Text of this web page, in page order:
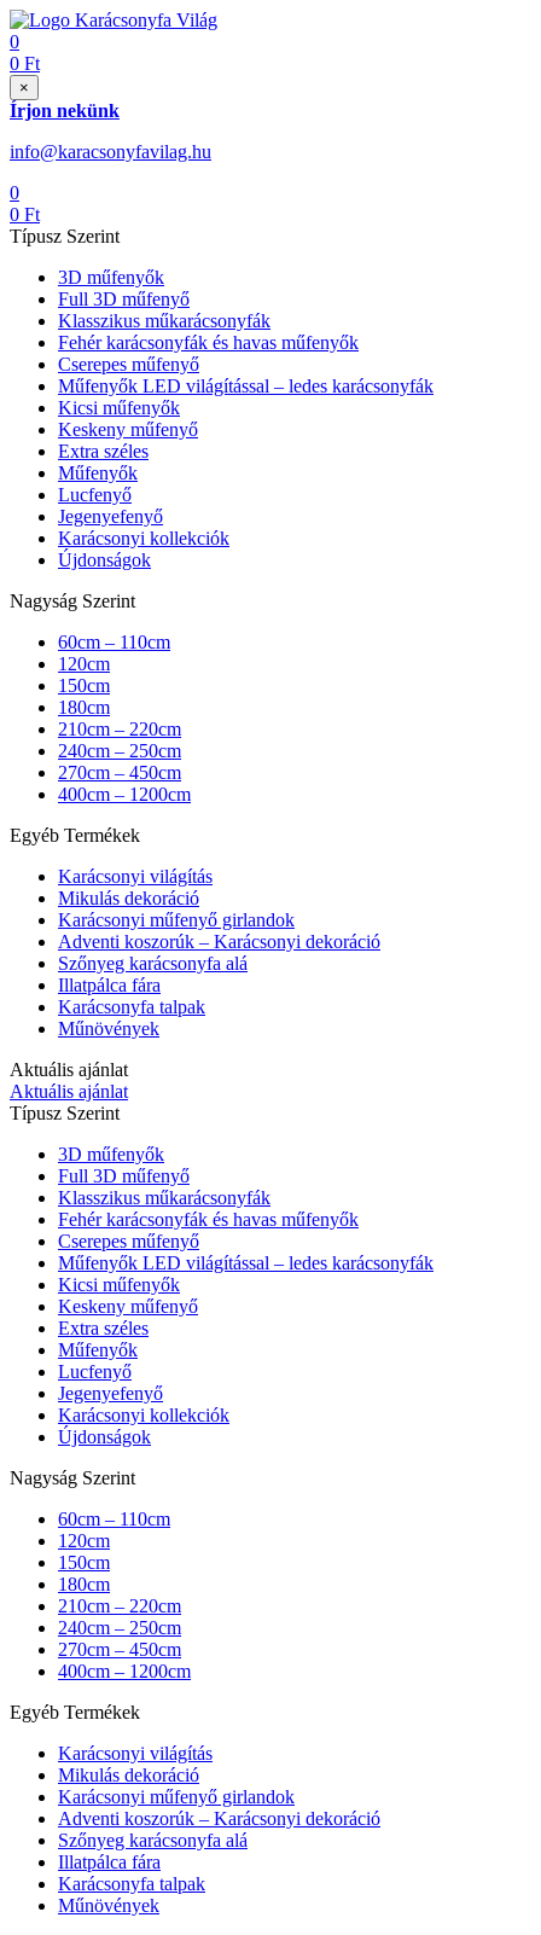
0
0 Ft
×
Írjon nekünk
info@karacsonyfavilag.hu
0
0 Ft
Típusz Szerint
3D műfenyők
Full 3D műfenyő
Klasszikus műkarácsonyfák
Fehér karácsonyfák és havas műfenyők
Cserepes műfenyő
Műfenyők LED világítással – ledes karácsonyfák
Kicsi műfenyők
Keskeny műfenyő
Extra széles
Műfenyők
Lucfenyő
Jegenyefenyő
Karácsonyi kollekciók
Újdonságok
Nagyság Szerint
60cm – 110cm
120cm
150cm
180cm
210cm – 220cm
240cm – 250cm
270cm – 450cm
400cm – 1200cm
Egyéb Termékek
Karácsonyi világítás
Mikulás dekoráció
Karácsonyi műfenyő girlandok
Adventi koszorúk – Karácsonyi dekoráció
Szőnyeg karácsonyfa alá
Illatpálca fára
Karácsonyfa talpak
Műnövények
Aktuális ajánlat
Aktuális ajánlat
Típusz Szerint
3D műfenyők
Full 3D műfenyő
Klasszikus műkarácsonyfák
Fehér karácsonyfák és havas műfenyők
Cserepes műfenyő
Műfenyők LED világítással – ledes karácsonyfák
Kicsi műfenyők
Keskeny műfenyő
Extra széles
Műfenyők
Lucfenyő
Jegenyefenyő
Karácsonyi kollekciók
Újdonságok
Nagyság Szerint
60cm – 110cm
120cm
150cm
180cm
210cm – 220cm
240cm – 250cm
270cm – 450cm
400cm – 1200cm
Egyéb Termékek
Karácsonyi világítás
Mikulás dekoráció
Karácsonyi műfenyő girlandok
Adventi koszorúk – Karácsonyi dekoráció
Szőnyeg karácsonyfa alá
Illatpálca fára
Karácsonyfa talpak
Műnövények